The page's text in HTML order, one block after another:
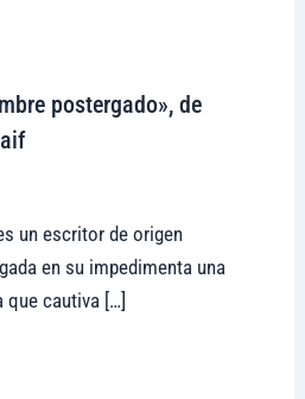
postergado», de
un escritor de origen
en su impedimenta una
que cautiva […]